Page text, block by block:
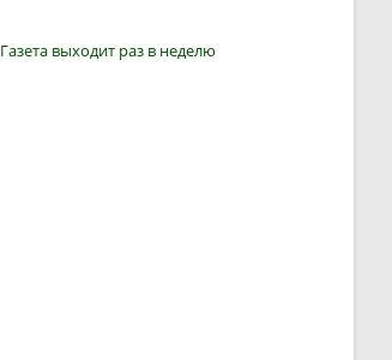
Газета выходит раз в неделю